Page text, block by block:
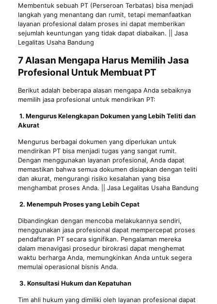
Membentuk sebuah PT (Perseroan Terbatas) bisa menjadi
langkah yang menantang dan rumit, tetapi memanfaatkan
layanan profesional dalam proses ini dapat memberikan
sejumlah keuntungan yang tidak dapat diabaikan. || Jasa
Legalitas Usaha Bandung
7 Alasan Mengapa Harus Memilih Jasa
Profesional Untuk Membuat PT
Berikut adalah beberapa alasan mengapa Anda sebaiknya
memilih jasa profesional untuk mendirikan PT:
1. Mengurus Kelengkapan Dokumen yang Lebih Teliti dan
Akurat
Mengurus berbagai dokumen yang diperlukan untuk
mendirikan PT bisa menjadi tugas yang sangat rumit.
Dengan menggunakan layanan profesional, Anda dapat
memastikan bahwa semua dokumen disiapkan dengan teliti
dan akurat, mengurangi risiko kesalahan yang bisa
menghambat proses Anda. || Jasa Legalitas Usaha Bandung
2. Menempuh Proses yang Lebih Cepat
Dibandingkan dengan mencoba melakukannya sendiri,
menggunakan jasa profesional dapat mempercepat proses
pendaftaran PT secara signifikan. Pengalaman mereka
dalam menavigasi prosedur birokrasi dapat menghemat
waktu berharga Anda, memungkinkan Anda untuk segera
memulai operasional bisnis Anda.
3. Konsultasi Hukum dan Kepatuhan
Tim ahli hukum yang dimiliki oleh layanan profesional dapat